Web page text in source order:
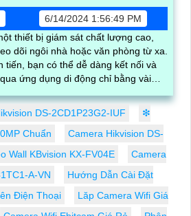
6/14/2024 1:56:49 PM
thiết bị giám sát chất lượng cao,
dõi ngôi nhà hoặc văn phòng từ xa.
tiến, bạn có thể dễ dàng kết nối và
ứng dụng di động chỉ bằng vài
DS-2CD1P23G2-IUF
❇
Chuẩn
Camera Hikvision DS-
Wall KBvision KX-FV04E
Camera
A-VN
Hướng Dẫn Cài Đặt
Điện Thoại
Lăp Camera Wifi Giá